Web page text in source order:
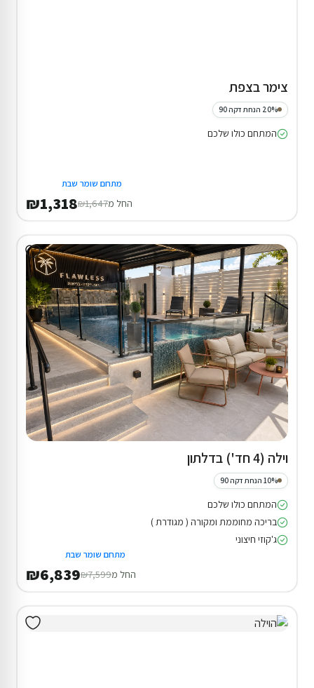
צימר בצפת
20% הנחת דקה 90
המתחם כולו שלכם
מתחם שומר שבת
החל מ₪1,647
₪1,318
וילה (4 חד') בדלתון
10% הנחת דקה 90
המתחם כולו שלכם
בריכה מחוממת ומקורה ( מגודרת )
ג'קוזי חיצוני
מתחם שומר שבת
החל מ₪7,599
₪6,839